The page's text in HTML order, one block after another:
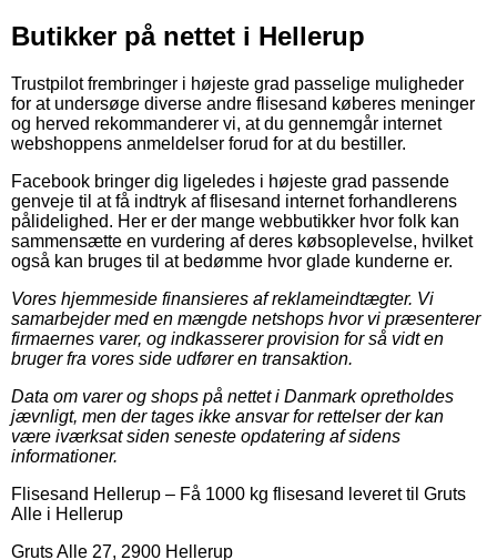
Butikker på nettet i Hellerup
Trustpilot frembringer i højeste grad passelige muligheder
for at undersøge diverse andre flisesand køberes meninger
og herved rekommanderer vi, at du gennemgår internet
webshoppens anmeldelser forud for at du bestiller.
Facebook bringer dig ligeledes i højeste grad passende
genveje til at få indtryk af flisesand internet forhandlerens
pålidelighed. Her er der mange webbutikker hvor folk kan
sammensætte en vurdering af deres købsoplevelse, hvilket
også kan bruges til at bedømme hvor glade kunderne er.
Vores hjemmeside finansieres af reklameindtægter. Vi
samarbejder med en mængde netshops hvor vi præsenterer
firmaernes varer, og indkasserer provision for så vidt en
bruger fra vores side udfører en transaktion.
Data om varer og shops på nettet i Danmark opretholdes
jævnligt, men der tages ikke ansvar for rettelser der kan
være iværksat siden seneste opdatering af sidens
informationer.
Flisesand Hellerup – Få 1000 kg flisesand leveret til Gruts
Alle i Hellerup
Gruts Alle 27, 2900 Hellerup